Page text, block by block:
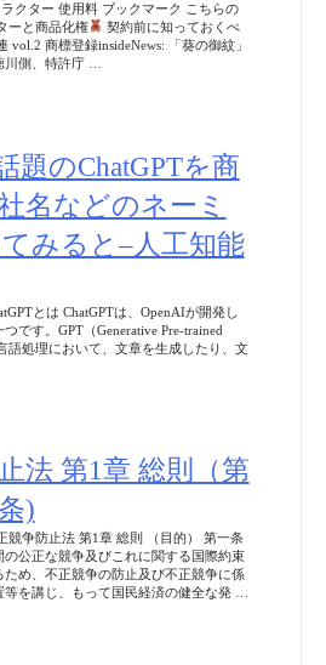
クター 使用料 ブックマーク こちらの
ーと商品化権
契約前に知っておくべ
vol.2 商標登録insideNews: 「葵の御紋」
側、特許庁 …
題のChatGPTを商
名などのネーミ
みると–人工知能
とは ChatGPTは、OpenAIが開発し
です。GPT（Generative Pre-trained
語処理において、文章を生成したり、文
法 第1章 総則（第
)
争防止法 第1章 総則 （目的） 第一条
公正な競争及びこれに関する国際約束
め、不正競争の防止及び不正競争に係
を講じ、もって国民経済の健全な発 …